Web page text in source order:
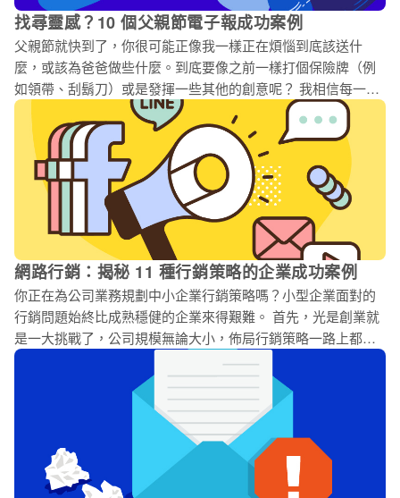
要求寄件者需要符合這些規範：「身份驗證、垃圾郵件率控制
和簡化的取消訂閱流程」，以降低垃圾郵件比例並提高收件匣
的安全性。 這項 Email 規則，目的是希望能打造更安全的電子
郵件使用環境。身為品牌方的行銷人員，你必須掌握的 Email
行銷規則，立即查看：你一定要知道！Google 和 Yahoo 宣布新
的 Email 郵件規則 💡 操作應用：如果你
找尋靈感？10 個父親節電子報成功案例
父親節就快到了，你很可能正像我一樣正在煩惱到底該送什
麼，或該為爸爸做些什麼。到底要像之前一樣打個保險牌（例
如領帶、刮鬍刀）或是發揮一些其他的創意呢？ 我相信每一個
品牌都會想把握這個機會與訂閱者溝通，而電子報可以幫助你
維繫舊會員的關係。然而，在這個收件匣十分擁擠的時代，要
如何從信海中脫穎而出，或至少抓住訂閱者的目光呢？ 我們前
陣子花不少篇幅在討論怎麼產出一個好的主旨，因此這次就不
另外討論父親節的主旨該怎麼下。另外，由於父親節和母親節
性質上十分接近，因此對數據有興趣的朋友可以參考我們母親
節的行銷案例。 這次我們會採用上次母親節方式，收集一些國
外的電子報案例，帶給大家製作上的靈感。 下一個即將到來的
檔期是中秋節，歡迎參考這篇中秋節行銷文章，蒐集了多個品
牌案例，幫助你提早規劃行銷活動：中秋節行銷怎麼做？13 個
大品牌案例不藏私公開 提醒節日的到來 1. The Little Pancake
Company – 貼心小提醒 在許多人的心目中，父親節或許不是個
這麼重要的節日，甚至有可能不小心忘記。在消費者行為 AI
網路行銷：揭秘 11 種行銷策略的企業成功案例
你正在為公司業務規劃中小企業行銷策略嗎？小型企業面對的
行銷問題始終比成熟穩健的企業來得艱難。 首先，光是創業就
是一大挑戰了，公司規模無論大小，佈局行銷策略一路上都會
有層出不窮的挑戰。但是，如果你是一家小型企業，這些挑戰
會更大。預算、時間或人力短缺只是其中的若干阻礙而已，無
論企業定位是 B2B（企業對企業）還是 B2C（企業對顧客），
挑戰從一開始就會發生。至於中型企業的狀況又如何呢？中型
企業並不會比較容易。當然囉，他們在資源方面或許會稍微多
一點，但也沒多出多少。 無論經歷了什麼樣的掙扎，中小企業
（Small and Medium Business, SMB）都能在網路行銷中嶄露